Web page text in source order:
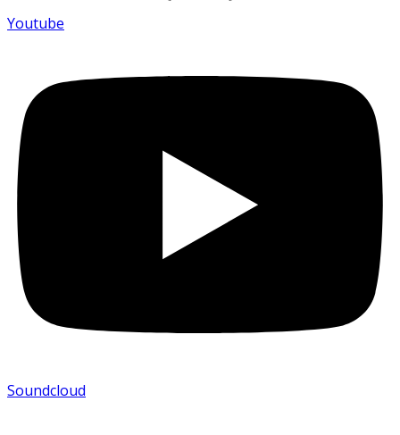
Youtube
Soundcloud